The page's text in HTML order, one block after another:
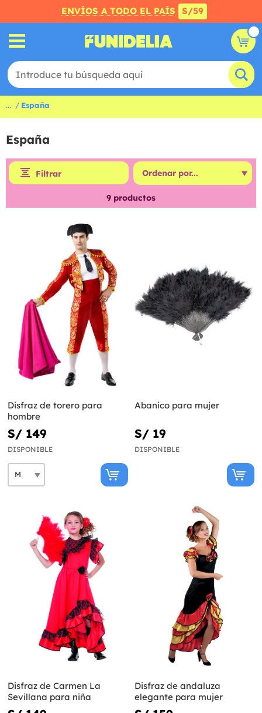
ENVÍOS A TODO EL PAÍS S/59
... España
España
Filtrar
9 productos
Disfraz de torero para
hombre
S/ 149
DISPONIBLE
Abanico para mujer
S/ 19
DISPONIBLE
Disfraz de Carmen La
Sevillana para niña
Disfraz de andaluza
elegante para mujer